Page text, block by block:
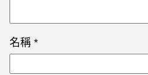
名稱 *